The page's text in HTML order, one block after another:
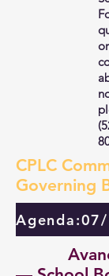
or
CPLC
Governing
Avance